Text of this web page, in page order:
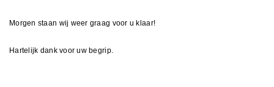
→Projecten
Morgen staan wij weer graag voor u klaar!
Hartelijk dank voor uw begrip.